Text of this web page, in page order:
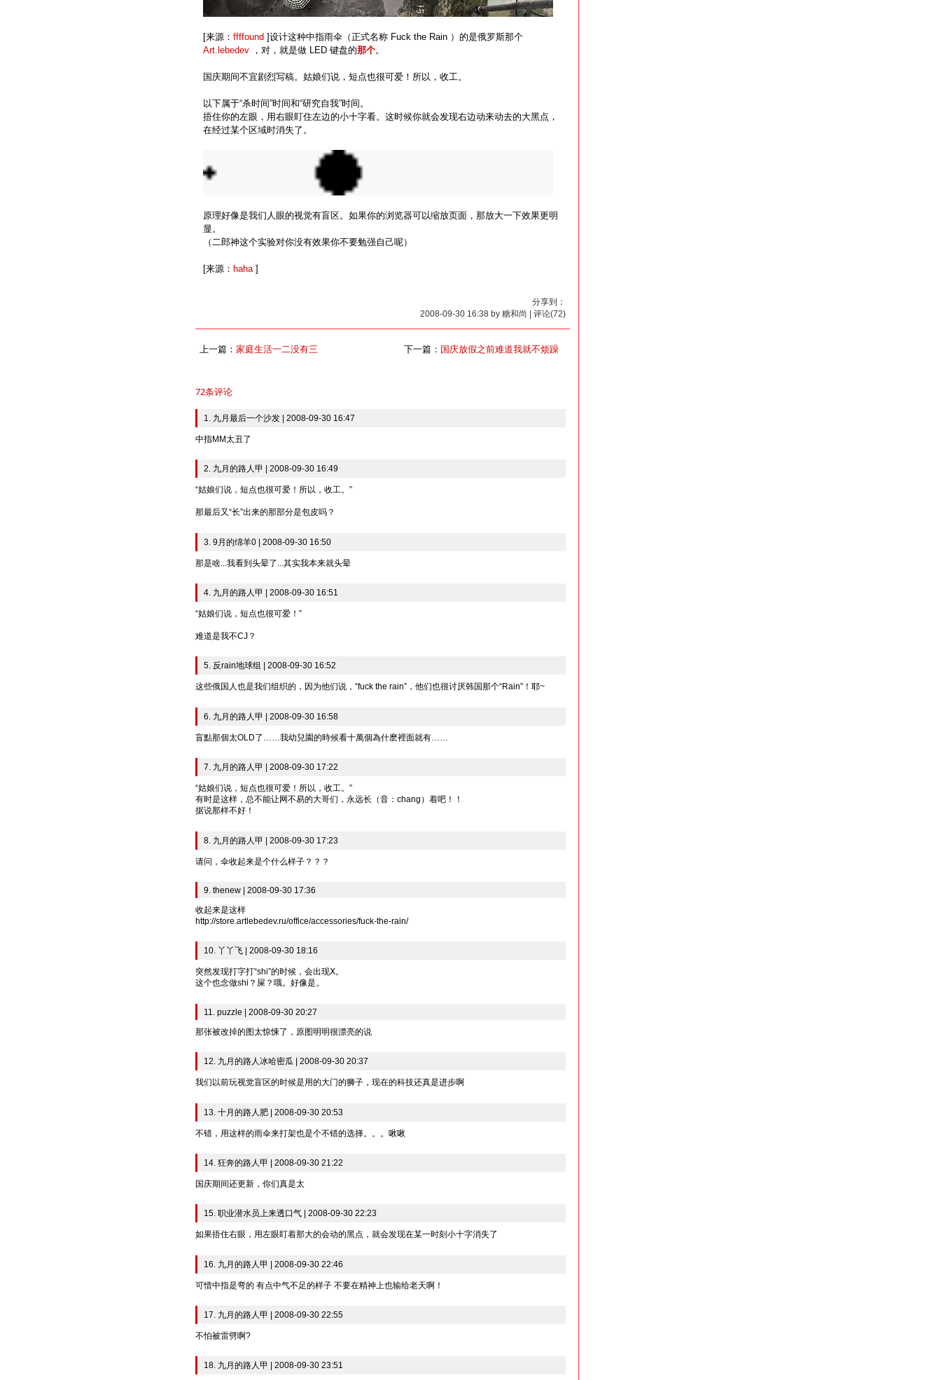
[来源： ffffound]设计这种中指雨伞（正式名称 Fuck the Rain ）的是俄罗斯那个
Art.lebedev，对，就是做 LED 键盘的那个。
国庆期间不宜剧烈写稿。姑娘们说，短点也很可爱！所以，收工。
以下属于“杀时间”时间和“研究自我”时间。
捂住你的左眼，用右眼盯住左边的小十字看。这时候你就会发现右边动来动去的大黑点，
在经过某个区域时消失了。
原理好像是我们人眼的视觉有盲区。如果你的浏览器可以缩放页面，那放大一下效果更明
显。
（二郎神这个实验对你没有效果你不要勉强自己呢）
[来源： haha]
分享到：
2008-09-30 16:38 by 糖和尚 | 评论(72)
上一篇： 家庭生活一二没有三 下一篇： 国庆放假之前难道我就不烦躁
72条评论
1. 九月最后一个沙发 | 2008-09-30 16:47
中指MM太丑了
2. 九月的路人甲 | 2008-09-30 16:49
“姑娘们说，短点也很可爱！所以，收工。”
那最后又“长”出来的那部分是包皮吗？
3. 9月的绵羊0 | 2008-09-30 16:50
那是啥...我看到头晕了...其实我本来就头晕
4. 九月的路人甲 | 2008-09-30 16:51
“姑娘们说，短点也很可爱！”
难道是我不CJ？
5. 反rain地球组 | 2008-09-30 16:52
这些俄国人也是我们组织的，因为他们说，“fuck the rain”，他们也很讨厌韩国那个“Rain”！耶~
6. 九月的路人甲 | 2008-09-30 16:58
盲點那個太OLD了……我幼兒園的時候看十萬個為什麽裡面就有……
7. 九月的路人甲 | 2008-09-30 17:22
“姑娘们说，短点也很可爱！所以，收工。”
有时是这样，总不能让网不易的大哥们，永远长（音：chang）着吧！！
据说那样不好！
8. 九月的路人甲 | 2008-09-30 17:23
请问，伞收起来是个什么样子？？？
9. thenew | 2008-09-30 17:36
收起来是这样
http://store.artlebedev.ru/office/accessories/fuck-the-rain/
10. 丫丫飞 | 2008-09-30 18:16
突然发现打字打“shi”的时候，会出现Ⅹ。
这个也念做shi？屎？哦。好像是。
11. puzzle | 2008-09-30 20:27
那张被改掉的图太惊悚了，原图明明很漂亮的说
12. 九月的路人冰哈密瓜 | 2008-09-30 20:37
我们以前玩视觉盲区的时候是用的大门的狮子，现在的科技还真是进步啊
13. 十月的路人肥 | 2008-09-30 20:53
不错，用这样的雨伞来打架也是个不错的选择。。。啾啾
14. 狂奔的路人甲 | 2008-09-30 21:22
国庆期间还更新，你们真是太
15. 职业潜水员上来透口气 | 2008-09-30 22:23
如果捂住右眼，用左眼盯着那大的会动的黑点，就会发现在某一时刻小十字消失了
16. 九月的路人甲 | 2008-09-30 22:46
可惜中指是弯的 有点中气不足的样子 不要在精神上也输给老天啊！
17. 九月的路人甲 | 2008-09-30 22:55
不怕被雷劈啊?
18. 九月的路人甲 | 2008-09-30 23:51